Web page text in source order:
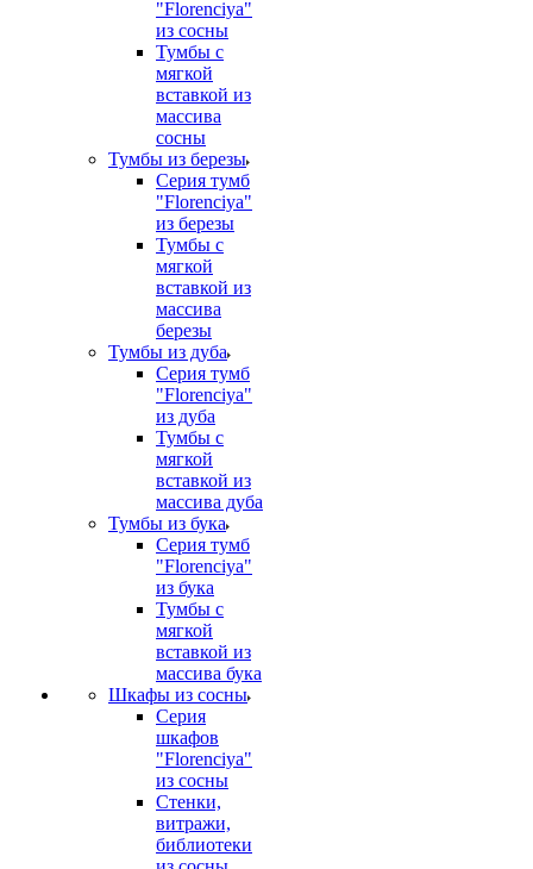
"Florenciya"
из сосны
Тумбы с
мягкой
вставкой из
массива
сосны
Тумбы из березы
Серия тумб
"Florenciya"
из березы
Тумбы с
мягкой
вставкой из
массива
березы
Тумбы из дуба
Серия тумб
"Florenciya"
из дуба
Тумбы с
мягкой
вставкой из
массива дуба
Тумбы из бука
Серия тумб
"Florenciya"
из бука
Тумбы с
мягкой
вставкой из
массива бука
Шкафы из сосны
Серия
шкафов
"Florenciya"
из сосны
Стенки,
витражи,
библиотеки